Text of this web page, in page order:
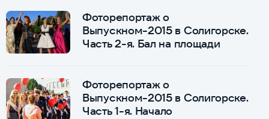
Фоторепортаж о
Выпускном-2015 в Солигорске.
Часть 2-я. Бал на площади
Фоторепортаж о
Выпускном-2015 в Солигорске.
Часть 1-я. Начало